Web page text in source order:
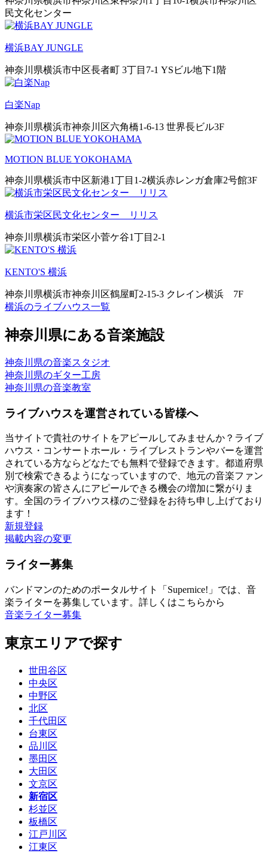
民文化センター
横浜BAY JUNGLE
神奈川県横浜市中区長者町 3丁目7-1 YSビル地下1階
白楽Nap
神奈川県横浜市神奈川区六角橋1-6-13 世界長ビル3F
MOTION BLUE YOKOHAMA
神奈川県横浜市中区新港1丁目1-2横浜赤レンガ倉庫2号館3F
横浜市栄区民文化センター リリス
神奈川県横浜市栄区小菅ケ谷1丁目2-1
KENTO'S 横浜
神奈川県横浜市神奈川区鶴屋町2-15-3 クレイン横浜 7F
横浜のライブハウス一覧
神奈川県にある音楽施設
神奈川県の音楽スタジオ
神奈川県のギター工房
神奈川県の音楽教室
ライブハウスを運営されている皆様へ
当サイトで貴社のサイトをアピールしてみませんか？ライブ
ハウス・コンサートホール・ライブレストランやバーを運営
されている方ならどなたでも無料で登録できます。都道府県
別で検索できるようになっていますので、地元の音楽ファン
や演奏家の皆さんにアピールできる機会の増加に繋がりま
す。全国のライブハウス様のご登録をお待ち申し上げており
ます！
新規登録
掲載内容の変更
ライター募集
バンドマンのためのポータルサイト「Supernice!」では、音
楽ライターを募集しています。詳しくはこちらから
音楽ライター募集
東京エリアで探す
世田谷区
中央区
中野区
北区
千代田区
台東区
品川区
墨田区
大田区
文京区
新宿区
杉並区
板橋区
江戸川区
江東区